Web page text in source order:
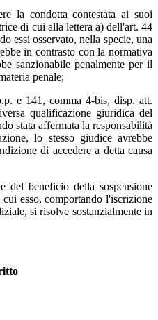
la condotta contestata ai suoi
di cui alla lettera a) dell'art. 44
essi osservato, nella specie, una
in contrasto con la normativa
sanzionabile penalmente per il
penale;
e 141, comma 4-bis, disp. att.
qualificazione giuridica del
stata affermata la responsabilità
lo stesso giudice avrebbe
di accedere a detta causa
del beneficio della sospensione
esso, comportando l'iscrizione
si risolve sostanzialmente in